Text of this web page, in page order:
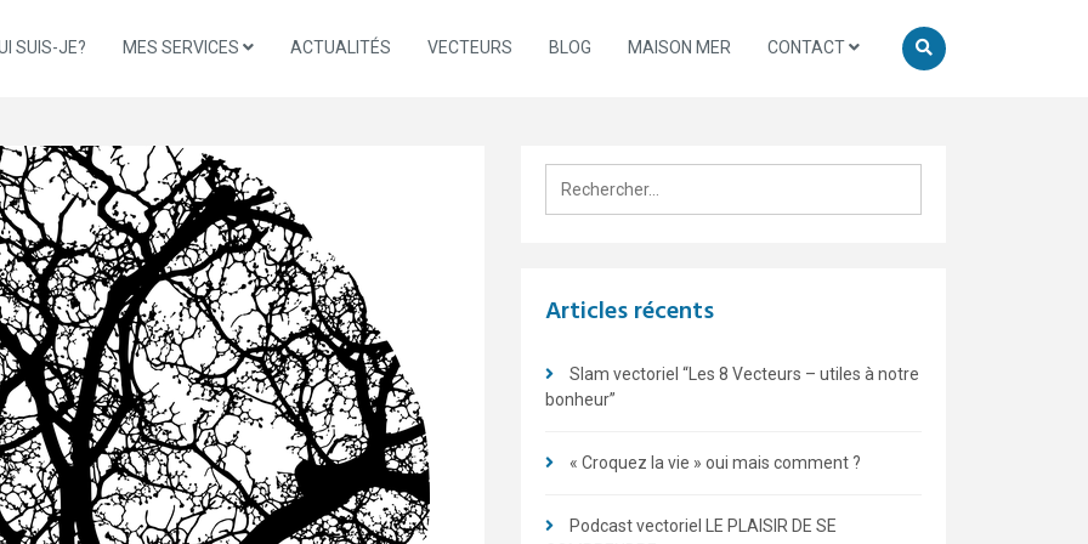
SUIS-JE? MES SERVICES ACTUALITÉS VECTEURS BLOG MAISON MER CONTACT
Articles récents
Slam vectoriel “Les 8 Vecteurs – utiles à notre
bonheur”
« Croquez la vie » oui mais comment ?
Podcast vectoriel LE PLAISIR DE SE